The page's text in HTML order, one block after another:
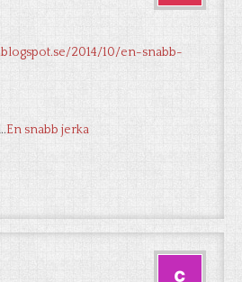
2014/10/en-snabb-
En snabb jerka